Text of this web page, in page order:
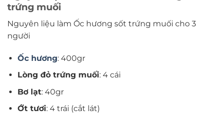
trứng muối
Nguyên liệu làm Ốc hương sốt trứng muối cho 3
người
Ốc hương: 400gr
Lòng đỏ trứng muối: 4 cái
Bơ lạt: 40gr
Ớt tươi: 4 trái (cắt lát)